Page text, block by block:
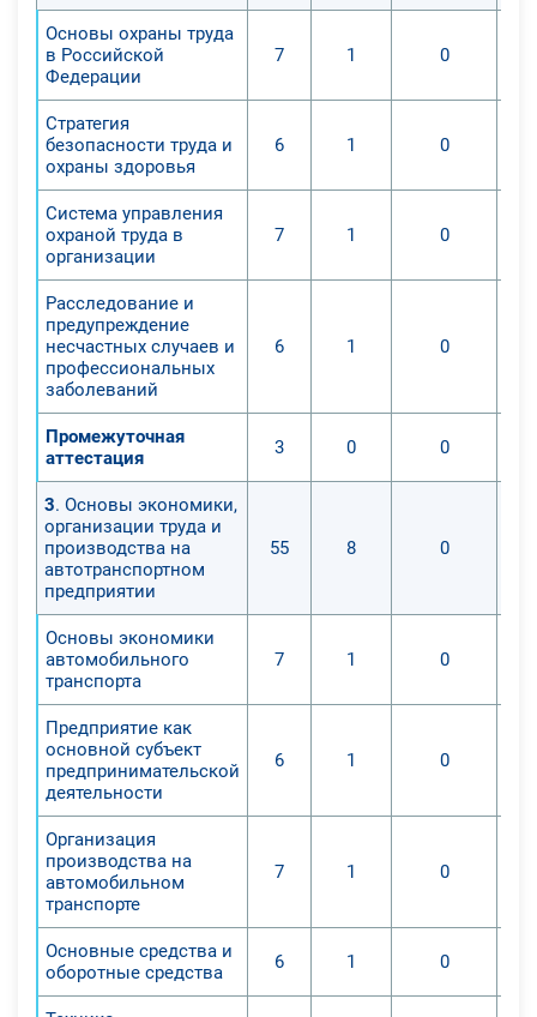
укрупненную группу «Техника и
технологии наземного транспорта»
профессиональную переподготовку
квалификации.
Основы охраны труда
в Российской
Федерации
7 1 0
Стратегия
безопасности труда и
охраны здоровья
6 1 0
Система управления
охраной труда в
организации
7 1 0
Расследование и
предупреждение
несчастных случаев и
профессиональных
заболеваний
6 1 0
Промежуточная
аттестация
3 0 0
3. Основы экономики,
организации труда и
производства на
автотранспортном
предприятии
55 8 0
Основы экономики
автомобильного
транспорта
7 1 0
Предприятие как
основной субъект
предпринимательской
деятельности
6 1 0
Организация
производства на
автомобильном
транспорте
7 1 0
Основные средства и
оборотные средства
6 1 0